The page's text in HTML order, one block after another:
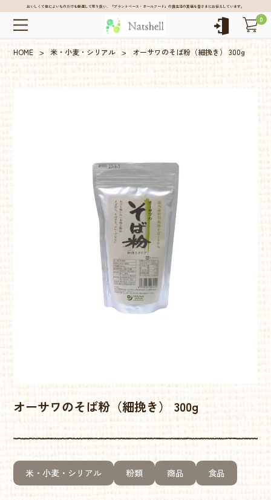
おいしくて体によいものだけを厳選して取り扱い、「プラントベース・ホールフード」の食生活の真価を皆さまにお伝えしています。
0
HOME > 米・小麦・シリアル > オーサワのそば粉（細挽き） 300g
オーサワのそば粉（細挽き） 300g
米・小麦・シリアル 粉類 商品 食品